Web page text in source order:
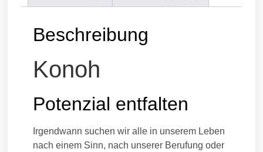
Beschreibung
Konoh
Potenzial entfalten
Irgendwann suchen wir alle in unserem Leben
nach einem Sinn, nach unserer Berufung oder